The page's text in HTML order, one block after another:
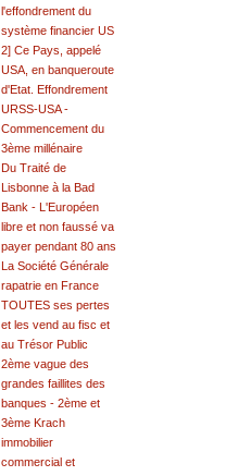
l'effondrement du
système financier US
2] Ce Pays, appelé
USA, en banqueroute
d'Etat. Effondrement
URSS-USA -
Commencement du
3ème millénaire
Du Traité de
Lisbonne à la Bad
Bank - L'Européen
libre et non faussé va
payer pendant 80 ans
La Société Générale
rapatrie en France
TOUTES ses pertes
et les vend au fisc et
au Trésor Public
2ème vague des
grandes faillites des
banques - 2ème et
3ème Krach
immobilier
commercial et